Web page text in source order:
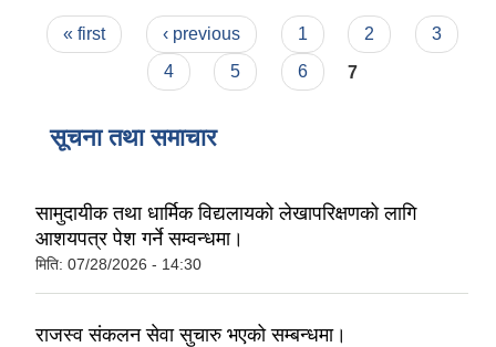
Pages
« first ‹ previous 1 2
3
4
5 6 7
सूचना तथा समाचार
सामुदायीक तथा धार्मिक विद्यलायको लेखापरिक्षणको लागि
आशयपत्र पेश गर्ने सम्वन्धमा।
मिति: 07/28/2026 - 14:30
राजस्व संकलन सेवा सुचारु भएको सम्बन्धमा।